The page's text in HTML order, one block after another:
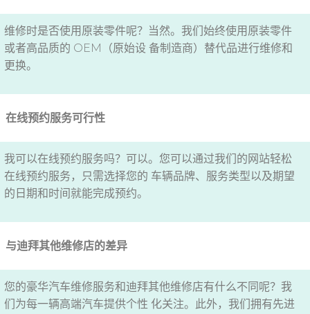
维修时是否使用原装零件呢？当然。我们始终使用原装零件
或者高品质的 OEM（原始设 备制造商）替代品进行维修和
更换。
在线预约服务可行性
我可以在线预约服务吗？可以。您可以通过我们的网站轻松
在线预约服务，只需选择您的 车辆品牌、服务类型以及期望
的日期和时间就能完成预约。
与迪拜其他维修店的差异
您的豪华汽车维修服务和迪拜其他维修店有什么不同呢？我
们为每一辆高端汽车提供个性 化关注。此外，我们拥有先进